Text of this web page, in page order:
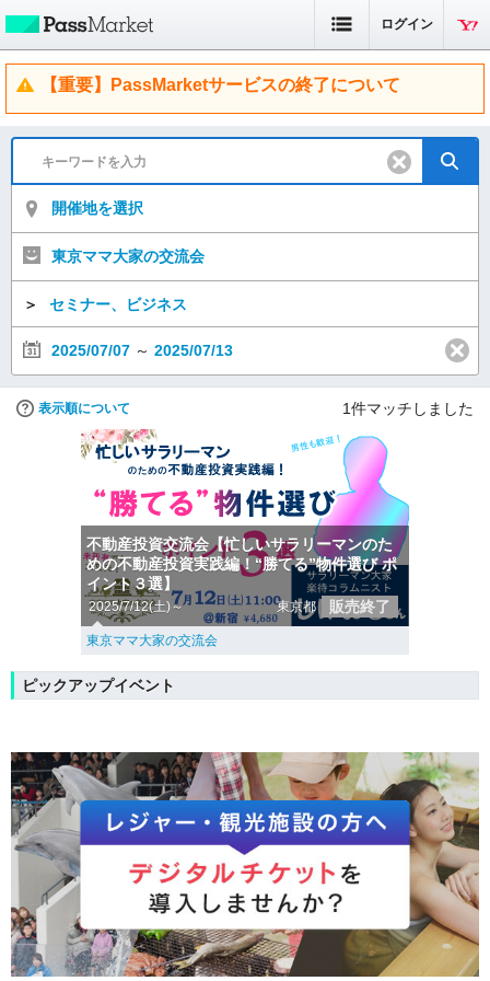
ログイン
【重要】PassMarketサービスの終了について
開催地を選択
東京ママ大家の交流会
＞ セミナー、ビジネス
2025/07/07 ～ 2025/07/13
表示順について 1件マッチしました
不動産投資交流会【忙しいサラリーマンのた
めの不動産投資実践編！“勝てる”物件選び ポ
イント３選】
2025/7/12(土)～ 東京都 販売終了
東京ママ大家の交流会
ピックアップイベント